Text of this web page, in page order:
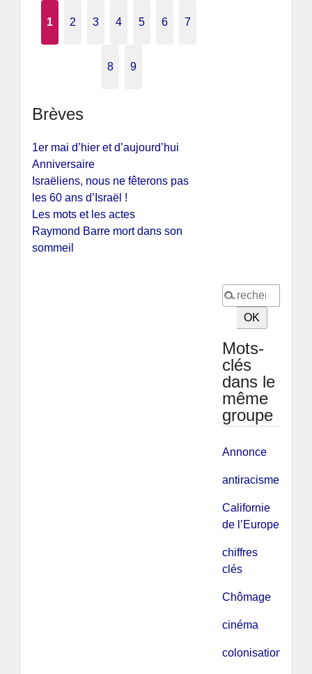
1 2 3 4 5 6 7
8 9
Brèves
1er mai d’hier et d’aujourd’hui
Anniversaire
Israëliens, nous ne fêterons pas
les 60 ans d’Israël !
Les mots et les actes
Raymond Barre mort dans son
sommeil
Mots-
clés
dans le
même
groupe
Annonce
antiracisme
Californie
de l’Europe
chiffres
clés
Chômage
cinéma
colonisation